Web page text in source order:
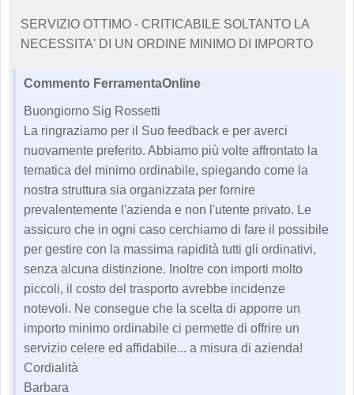
SERVIZIO OTTIMO - CRITICABILE SOLTANTO LA
NECESSITA' DI UN ORDINE MINIMO DI IMPORTO
Commento FerramentaOnline
Buongiorno Sig Rossetti
La ringraziamo per il Suo feedback e per averci
nuovamente preferito. Abbiamo più volte affrontato la
tematica del minimo ordinabile, spiegando come la
nostra struttura sia organizzata per fornire
prevalentemente l'azienda e non l'utente privato. Le
assicuro che in ogni caso cerchiamo di fare il possibile
per gestire con la massima rapidità tutti gli ordinativi,
senza alcuna distinzione. Inoltre con importi molto
piccoli, il costo del trasporto avrebbe incidenze
notevoli. Ne consegue che la scelta di apporre un
importo minimo ordinabile ci permette di offrire un
servizio celere ed affidabile... a misura di azienda!
Cordialità
Barbara